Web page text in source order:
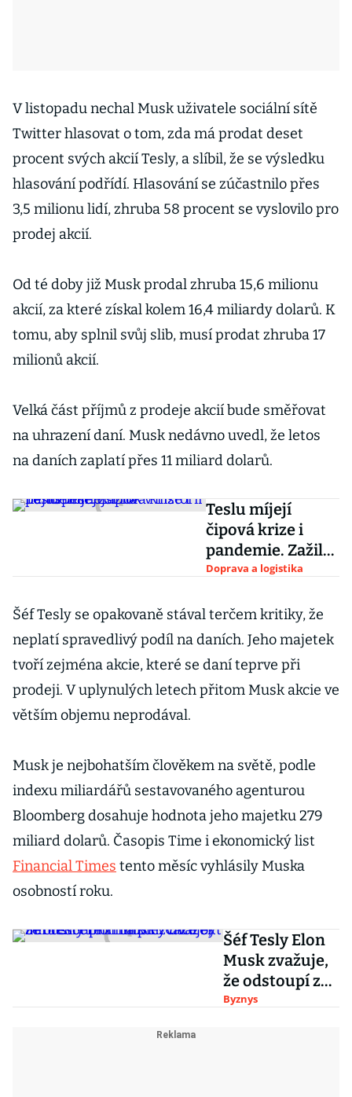
V listopadu nechal Musk uživatele sociální sítě
Twitter hlasovat o tom, zda má prodat deset
procent svých akcií Tesly, a slíbil, že se výsledku
hlasování podřídí. Hlasování se zúčastnilo přes
3,5 milionu lidí, zhruba 58 procent se vyslovilo pro
prodej akcií.
Od té doby již Musk prodal zhruba 15,6 milionu
akcií, za které získal kolem 16,4 miliardy dolarů. K
tomu, aby splnil svůj slib, musí prodat zhruba 17
milionů akcií.
Velká část příjmů z prodeje akcií bude směřovat
na uhrazení daní. Musk nedávno uvedl, že letos
na daních zaplatí přes 11 miliard dolarů.
Teslu míjejí
čipová krize i
pandemie. Zažila
nejúspěšnější rok
Doprava a logistika
Šéf Tesly se opakovaně stával terčem kritiky, že
neplatí spravedlivý podíl na daních. Jeho majetek
tvoří zejména akcie, které se daní teprve při
prodeji. V uplynulých letech přitom Musk akcie ve
větším objemu neprodával.
Musk je nejbohatším člověkem na světě, podle
indexu miliardářů sestavovaného agenturou
Bloomberg dosahuje hodnota jeho majetku 279
miliard dolarů. Časopis Time i ekonomický list
Financial Times tento měsíc vyhlásily Muska
osobností roku.
Šéf Tesly Elon
Musk zvažuje,
že odstoupí z
funkce. Chce
Byznys